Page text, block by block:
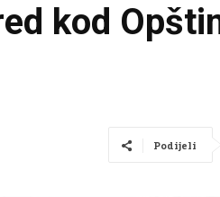
kod
Podijeli